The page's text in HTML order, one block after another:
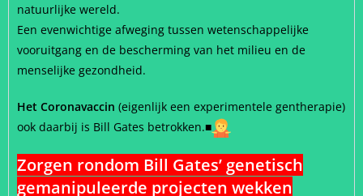
natuurlijke wereld.
Een evenwichtige afweging tussen wetenschappelijke
vooruitgang en de bescherming van het milieu en de
menselijke gezondheid.
Het Coronavaccin (eigenlijk een experimentele gentherapie)
ook daarbij is Bill Gates betrokken.■
Zorgen rondom Bill Gates’ genetisch
gemanipuleerde projecten wekken